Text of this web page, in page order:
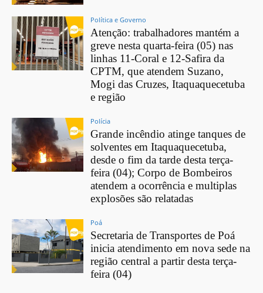
Política e Governo
Atenção: trabalhadores mantém a
greve nesta quarta-feira (05) nas
linhas 11-Coral e 12-Safira da
CPTM, que atendem Suzano,
Mogi das Cruzes, Itaquaquecetuba
e região
Polícia
Grande incêndio atinge tanques de
solventes em Itaquaquecetuba,
desde o fim da tarde desta terça-
feira (04); Corpo de Bombeiros
atendem a ocorrência e multiplas
explosões são relatadas
Poá
Secretaria de Transportes de Poá
inicia atendimento em nova sede na
região central a partir desta terça-
feira (04)